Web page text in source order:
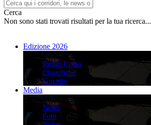
Cerca
Non sono stati trovati risultati per la tua ricerca...
Edizione 2026
Edizione 2026
Recap Corsa
Classifiche
Squadre
Media
Media
News
Foto